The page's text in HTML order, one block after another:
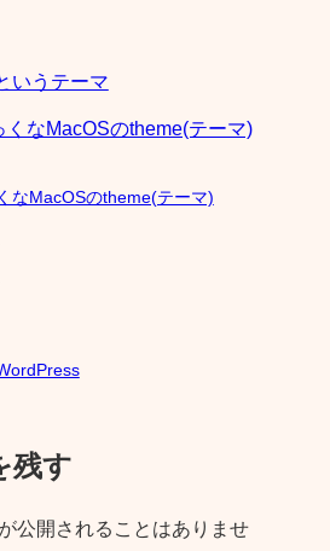
いうテーマ
くなMacOSのtheme(テーマ)
なMacOSのtheme(テーマ)
残す
公開されることはありませ